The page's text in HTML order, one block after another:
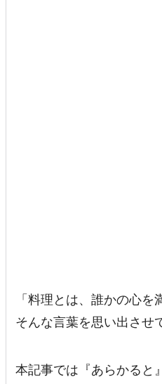
「料理とは、誰かの心を
そんな言葉を思い出させ
本記事では『あらかると